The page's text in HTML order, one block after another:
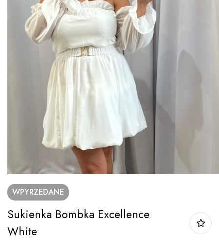
WPYRZEDANE
Sukienka Bombka Excellence
White